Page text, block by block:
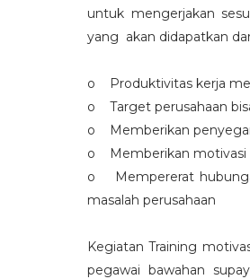
untuk mengerjakan
yang akan didapatkan
o Produktivitas kerja
o Target perusahaan
o Memberikan
o Memberikan motivasi
o Mempererat
masalah perusahaan
Kegiatan Training
pegawai bawahan